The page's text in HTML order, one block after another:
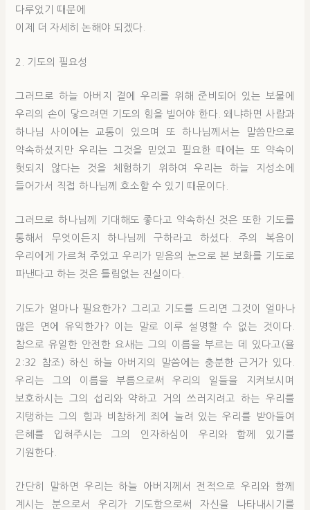
다루었기 때문에
이제 더 자세히 논해야 되겠다.
2. 기도의 필요성
그러므로 하늘 아버지 곁에 우리를 위해 준비되어 있는 보물에
우리의 손이 닿으려면 기도의 힘을 빌어야 한다. 왜냐하면 사람과
하나님 사이에는 교통이 있으며 또 하나님께서는 말씀만으로
약속하셨지만 우리는 그것을 믿었고 필요한 때에는 또 약속이
헛되지 않다는 것을 체험하기 위하여 우리는 하늘 지성소에
들어가서 직접 하나님께 호소할 수 있기 때문이다.
그러므로 하나님께 기대해도 좋다고 약속하신 것은 또한 기도를
통해서 무엇이든지 하나님께 구하라고 하셨다. 주의 복음이
우리에게 가르쳐 주었고 우리가 믿음의 눈으로 본 보화를 기도로
파낸다고 하는 것은 틀림없는 진실이다.
기도가 얼마나 필요한가? 그리고 기도를 드리면 그것이 얼마나
많은 면에 유익한가? 이는 말로 이루 설명할 수 없는 것이다.
참으로 유일한 안전한 요새는 그의 이름을 부르는 데 있다고(욜
2:32 참조) 하신 하늘 아버지의 말씀에는 충분한 근거가 있다.
우리는 그의 이름을 부름으로써 우리의 일들을 지켜보시며
보호하시는 그의 섭리와 약하고 거의 쓰러지려고 하는 우리를
지탱하는 그의 힘과 비참하게 죄에 눌려 있는 우리를 받아들여
은혜를 입혀주시는 그의 인자하심이 우리와 함께 있기를
기원한다.
간단히 말하면 우리는 하늘 아버지께서 전적으로 우리와 함께
계시는 분으로서 우리가 기도함으로써 자신을 나타내시기를